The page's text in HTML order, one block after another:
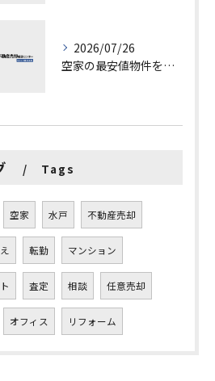
2026/07/26
空家の最安値物件を茨城県水戸市つくば市で探す方法と賢い売却ポイントを徹底解説
Tags
空家 水戸 不動産売却
転勤 マンション
査定 相談 任意売却
オフィス リフォーム